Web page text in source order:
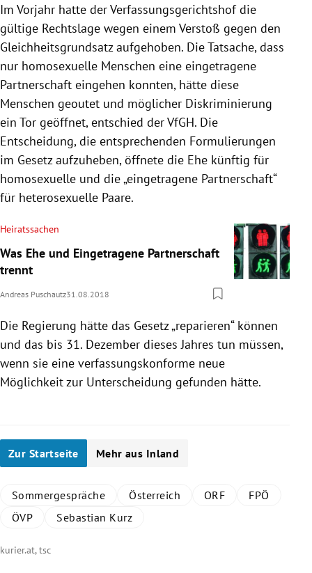
Im Vorjahr hatte der Verfassungsgerichtshof die
gültige Rechtslage wegen einem Verstoß gegen den
Gleichheitsgrundsatz aufgehoben. Die Tatsache, dass
nur homosexuelle Menschen eine eingetragene
Partnerschaft eingehen konnten, hätte diese
Menschen geoutet und möglicher Diskriminierung
ein Tor geöffnet, entschied der VfGH. Die
Entscheidung, die entsprechenden Formulierungen
im Gesetz aufzuheben, öffnete die Ehe künftig für
homosexuelle und die „eingetragene Partnerschaft“
für heterosexuelle Paare.
Heiratssachen
Was Ehe und Eingetragene Partnerschaft
trennt
Andreas Puschautz31.08.2018
Die Regierung hätte das Gesetz „reparieren“ können
und das bis 31. Dezember dieses Jahres tun müssen,
wenn sie eine verfassungskonforme neue
Möglichkeit zur Unterscheidung gefunden hätte.
Zur Startseite Mehr aus Inland
Sommergespräche Österreich ORF
FPÖ
ÖVP
Sebastian Kurz
kurier.at, tsc